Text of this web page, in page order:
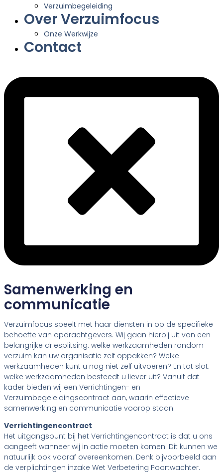
Verzuimbegeleiding
Over Verzuimfocus
Onze Werkwijze
Contact
Samenwerking en
communicatie
Verzuimfocus speelt met haar diensten in op de specifieke
behoefte van opdrachtgevers. Wij gaan hierbij uit van een
belangrijke driesplitsing: welke werkzaamheden rondom
verzuim kan uw organisatie zelf oppakken? Welke
werkzaamheden kunt u nog niet zelf uitvoeren? En tot slot:
welke werkzaamheden besteedt u liever uit? Vanuit dat
kader bieden wij een Verrichtingen- en
Verzuimbegeleidingscontract aan, waarin effectieve
samenwerking en communicatie voorop staan.
Verrichtingencontract
Het uitgangspunt bij het Verrichtingencontract is dat u ons
aangeeft wanneer wij in actie moeten komen. Dit kunnen we
natuurlijk ook vooraf overeenkomen. Denk bijvoorbeeld aan
de verplichtingen inzake Wet Verbetering Poortwachter.